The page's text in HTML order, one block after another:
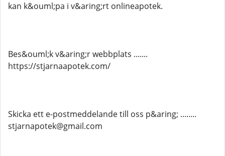
kan k&ouml;pa i v&aring;rt onlineapotek.
Bes&ouml;k v&aring;r webbplats .......
https://stjarnaapotek.com/
Skicka ett e-postmeddelande till oss p&aring; ........
stjarnapotek@gmail.com